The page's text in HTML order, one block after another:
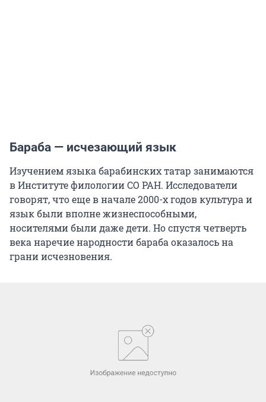
Бараба — исчезающий язык
Изучением языка барабинских татар занимаются
в Институте филологии СО РАН. Исследователи
говорят, что еще в начале 2000-х годов культура и
язык были вполне жизнеспособными,
носителями были даже дети. Но спустя четверть
века наречие народности бараба оказалось на
грани исчезновения.